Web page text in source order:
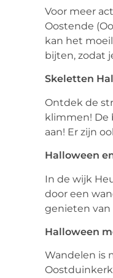
Voor meer
Oostende
kan het
bijten, zodat
Skeletten
Ontdek de
klimmen! De
aan! Er zijn
Halloween
In de wijk
door een
genieten van
Halloween
Wandelen is